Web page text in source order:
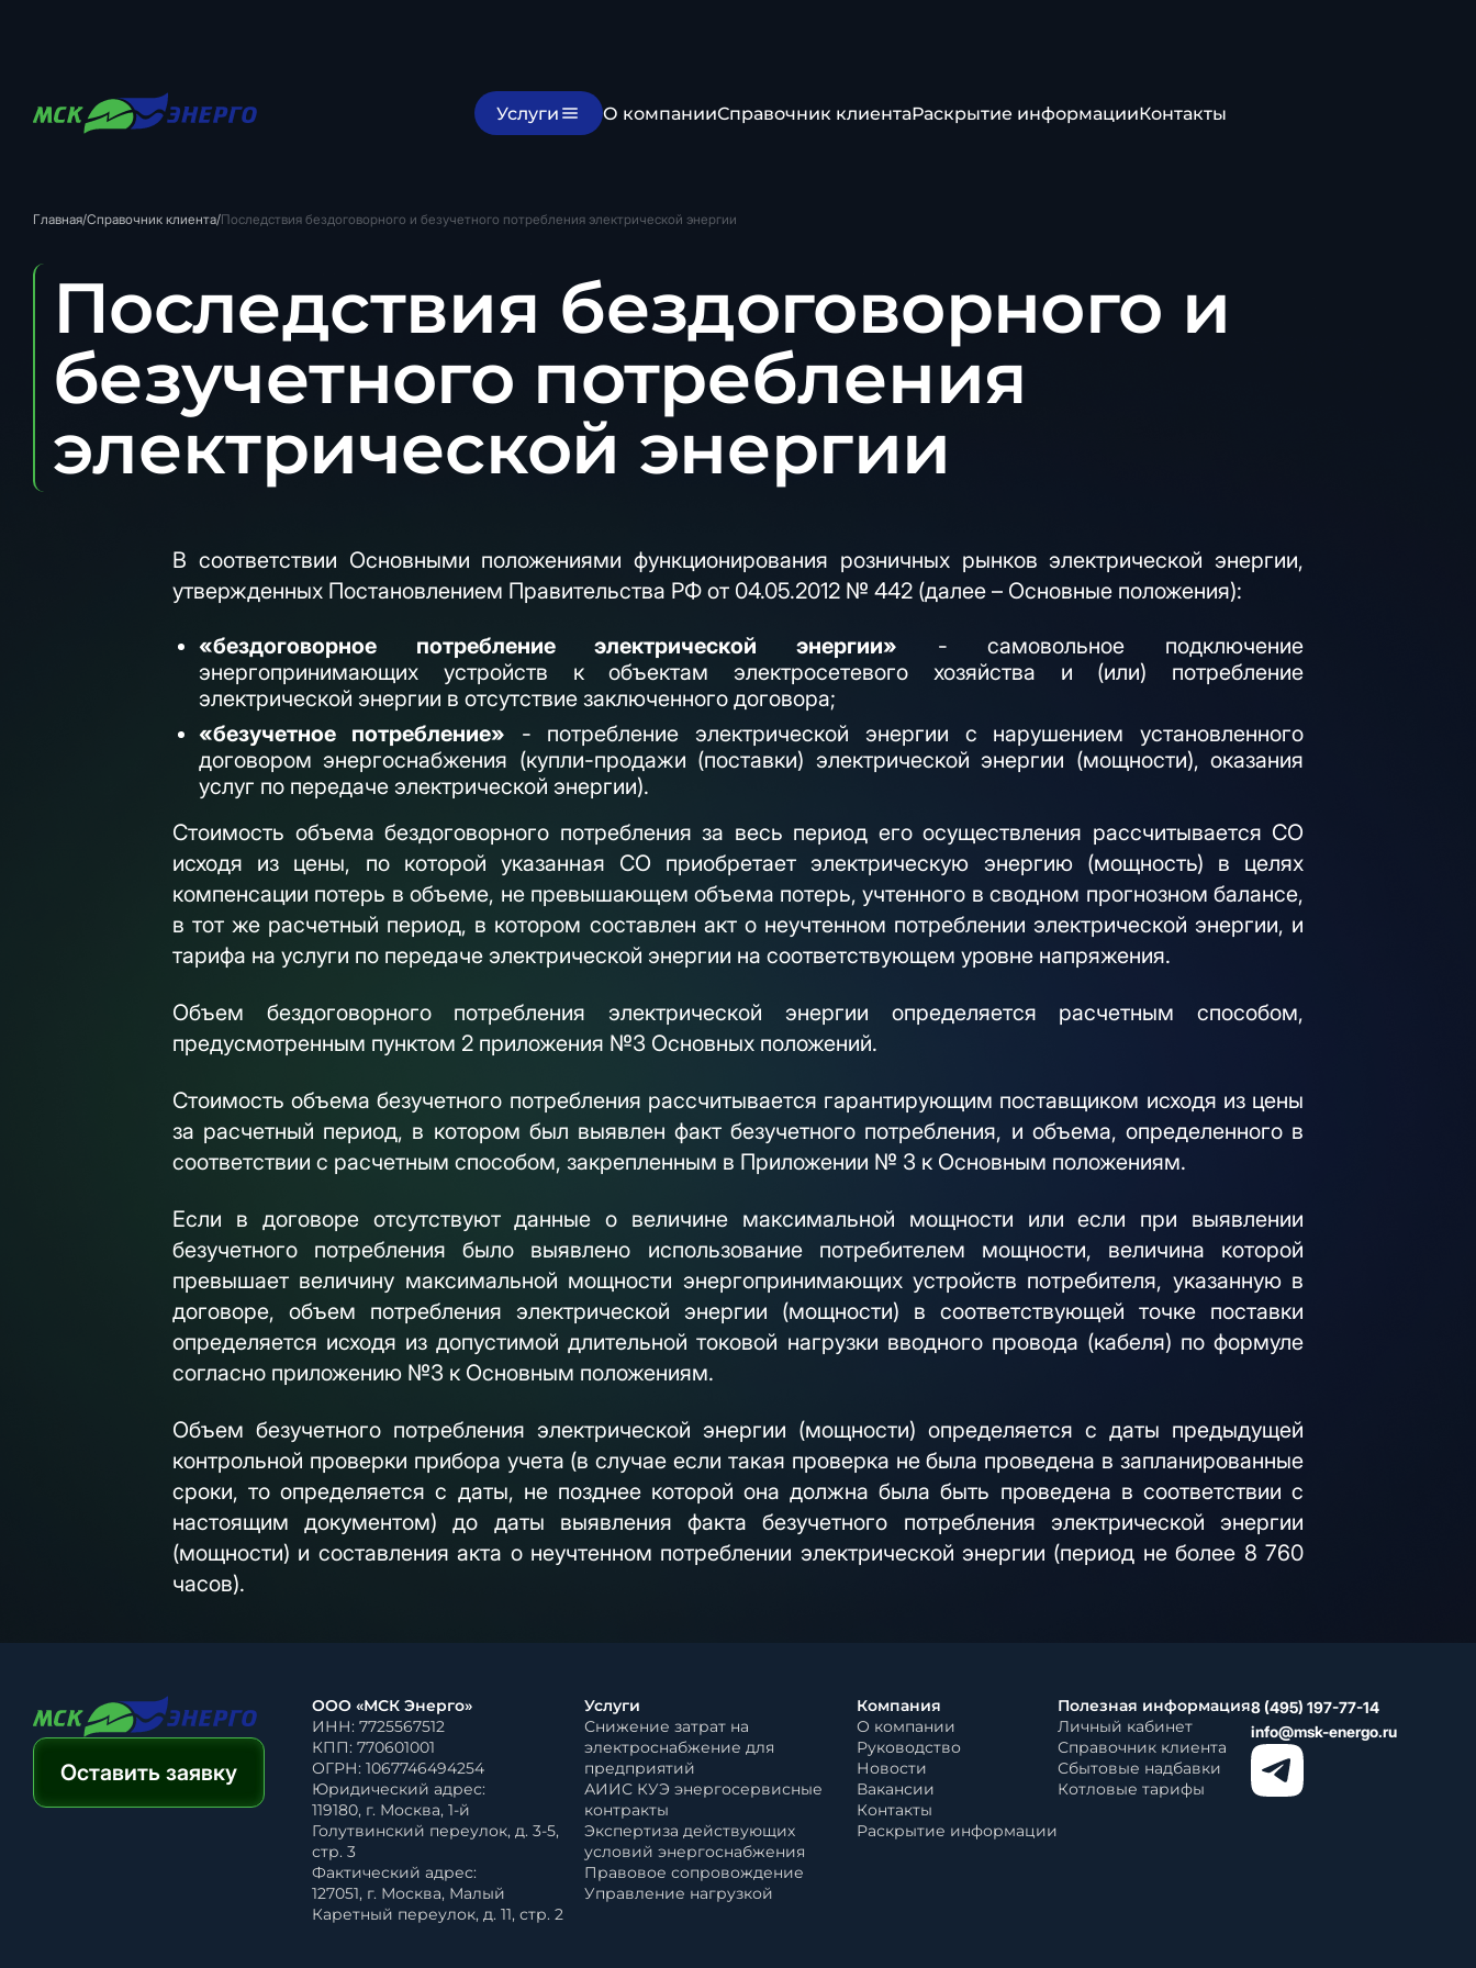
Услуги О компанииСправочник клиентаРаскрытие информацииКонтакты
Главная/Справочник клиента/Последствия бездоговорного и безучетного потребления электрической энергии
Последствия бездоговорного и
безучетного потребления
электрической энергии
В соответствии Основными положениями функционирования розничных рынков электрической энергии,
утвержденных Постановлением Правительства РФ от 04.05.2012 № 442 (далее – Основные положения):
«бездоговорное потребление электрической энергии» - самовольное подключение
энергопринимающих устройств к объектам электросетевого хозяйства и (или) потребление
электрической энергии в отсутствие заключенного договора;
«безучетное потребление» - потребление электрической энергии с нарушением установленного
договором энергоснабжения (купли-продажи (поставки) электрической энергии (мощности), оказания
услуг по передаче электрической энергии).
Стоимость объема бездоговорного потребления за весь период его осуществления рассчитывается СО
исходя из цены, по которой указанная СО приобретает электрическую энергию (мощность) в целях
компенсации потерь в объеме, не превышающем объема потерь, учтенного в сводном прогнозном балансе,
в тот же расчетный период, в котором составлен акт о неучтенном потреблении электрической энергии, и
тарифа на услуги по передаче электрической энергии на соответствующем уровне напряжения.
Объем бездоговорного потребления электрической энергии определяется расчетным способом,
предусмотренным пунктом 2 приложения №3 Основных положений.
Стоимость объема безучетного потребления рассчитывается гарантирующим поставщиком исходя из цены
за расчетный период, в котором был выявлен факт безучетного потребления, и объема, определенного в
соответствии с расчетным способом, закрепленным в Приложении № 3 к Основным положениям.
Если в договоре отсутствуют данные о величине максимальной мощности или если при выявлении
безучетного потребления было выявлено использование потребителем мощности, величина которой
превышает величину максимальной мощности энергопринимающих устройств потребителя, указанную в
договоре, объем потребления электрической энергии (мощности) в соответствующей точке поставки
определяется исходя из допустимой длительной токовой нагрузки вводного провода (кабеля) по формуле
согласно приложению №3 к Основным положениям.
Объем безучетного потребления электрической энергии (мощности) определяется с даты предыдущей
контрольной проверки прибора учета (в случае если такая проверка не была проведена в запланированные
сроки, то определяется с даты, не позднее которой она должна была быть проведена в соответствии с
настоящим документом) до даты выявления факта безучетного потребления электрической энергии
(мощности) и составления акта о неучтенном потреблении электрической энергии (период не более 8 760
часов).
Оставить заявку
ООО «МСК Энерго»
ИНН: 7725567512
КПП: 770601001
ОГРН: 1067746494254
Юридический адрес:
119180, г. Москва, 1-й
Голутвинский переулок, д. 3-5,
стр. 3
Фактический адрес:
127051, г. Москва, Малый
Каретный переулок, д. 11, стр. 2
Услуги
Снижение затрат на
электроснабжение для
предприятий
АИИС КУЭ энергосервисные
контракты
Экспертиза действующих
условий энергоснабжения
Правовое сопровождение
Управление нагрузкой
Компания
О компании
Руководство
Новости
Вакансии
Контакты
Раскрытие информации
Полезная информация
Личный кабинет
Справочник клиента
Сбытовые надбавки
Котловые тарифы
8 (495) 197-77-14
info@msk-energo.ru